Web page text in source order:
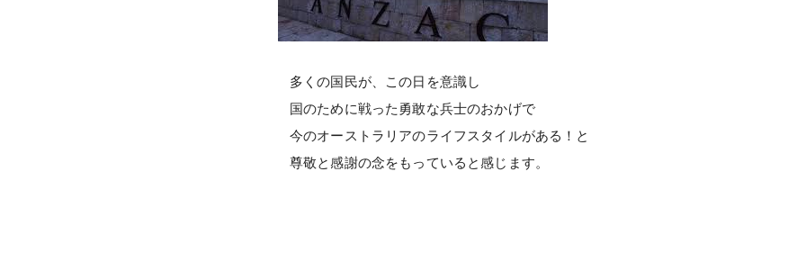
多くの国民が、この日を意識し
国のために戦った勇敢な兵士のおかげで
今のオーストラリアのライフスタイルがある！と
尊敬と感謝の念をもっていると感じます。